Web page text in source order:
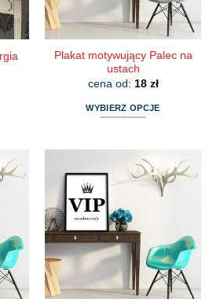
stronie
produktu
Plakat motywujący Palec na
ustach
cena od: 18 zł
WYBIERZ OPCJE
wiele
wariantów.
Opcje
można
wybrać
na
stronie
produktu